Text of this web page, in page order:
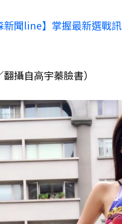
新聞line】掌握最新選戰
攝自高宇蓁臉書）